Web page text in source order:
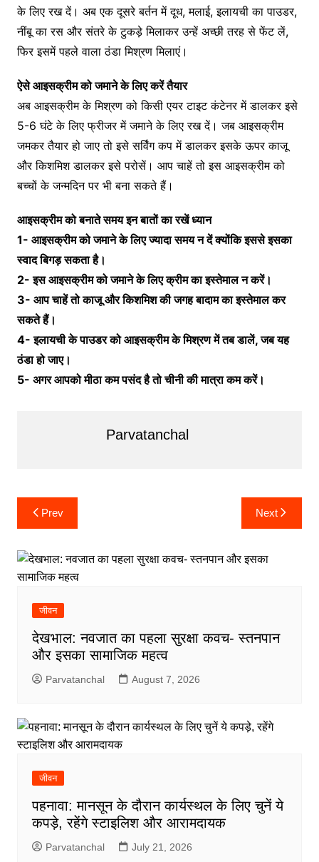
के लिए रख दें। अब एक दूसरे बर्तन में दूध, मलाई, इलायची का पाउडर,
नींबू का रस और संतरे के टुकड़े मिलाकर उन्हें अच्छी तरह से फेंट लें,
फिर इसमें पहले वाला ठंडा मिश्रण मिलाएं।
ऐसे आइसक्रीम को जमाने के लिए करें तैयार
अब आइसक्रीम के मिश्रण को किसी एयर टाइट कंटेनर में डालकर इसे
5-6 घंटे के लिए फ्रीजर में जमाने के लिए रख दें। जब आइसक्रीम
जमकर तैयार हो जाए तो इसे सर्विंग कप में डालकर इसके ऊपर काजू
और किशमिश डालकर इसे परोसें। आप चाहें तो इस आइसक्रीम को
बच्चों के जन्मदिन पर भी बना सकते हैं।
आइसक्रीम को बनाते समय इन बातों का रखें ध्यान
1- आइसक्रीम को जमाने के लिए ज्यादा समय न दें क्योंकि इससे इसका
स्वाद बिगड़ सकता है।
2- इस आइसक्रीम को जमाने के लिए क्रीम का इस्तेमाल न करें।
3- आप चाहें तो काजू और किशमिश की जगह बादाम का इस्तेमाल कर
सकते हैं।
4- इलायची के पाउडर को आइसक्रीम के मिश्रण में तब डालें, जब यह
ठंडा हो जाए।
5- अगर आपको मीठा कम पसंद है तो चीनी की मात्रा कम करें।
Parvatanchal
Post
navigation
Prev Next
जीवन
देखभाल: नवजात का पहला सुरक्षा कवच- स्तनपान
और इसका सामाजिक महत्व
Parvatanchal August 7, 2026
जीवन
पहनावा: मानसून के दौरान कार्यस्थल के लिए चुनें ये
कपड़े, रहेंगे स्टाइलिश और आरामदायक
Parvatanchal July 21, 2026